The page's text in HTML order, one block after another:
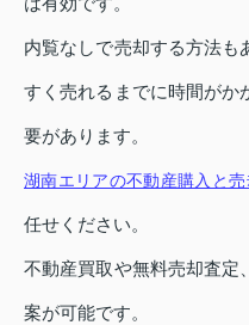
内覧なしで売却する方法も
すく売れるまでに時間がか
要があります。
湖南エリアの不動産購入と
任せください。
不動産買取や無料売却査定
案が可能です。